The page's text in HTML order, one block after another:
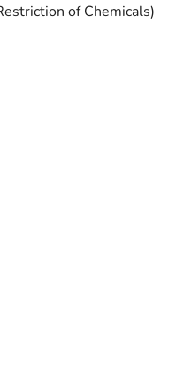
of Chemicals)